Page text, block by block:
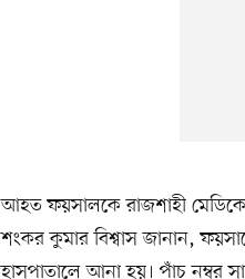
আহত ফয়সালকে রাজশাহী
শংকর কুমার বিশ্বাস জানান,
হাসপাতালে আনা হয়। পাঁচ নম্বর